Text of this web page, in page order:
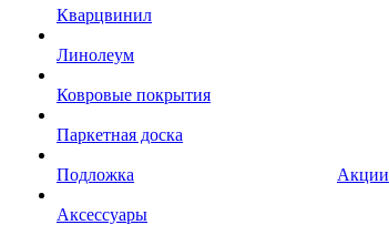
Кварцвинил
Линолеум
Ковровые покрытия
Паркетная доска
Подложка
Аксессуары
Акции